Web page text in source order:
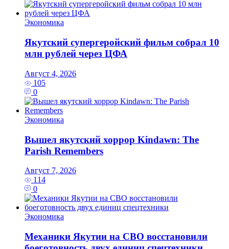
Экономика
Якутский супергеройский фильм собрал 10
млн рублей через ЦФА
Август 4, 2026
105
0
Экономика
Вышел якутский хоррор Kindawn: The
Parish Remembers
Август 7, 2026
114
0
Экономика
Механики Якутии на СВО восстановили